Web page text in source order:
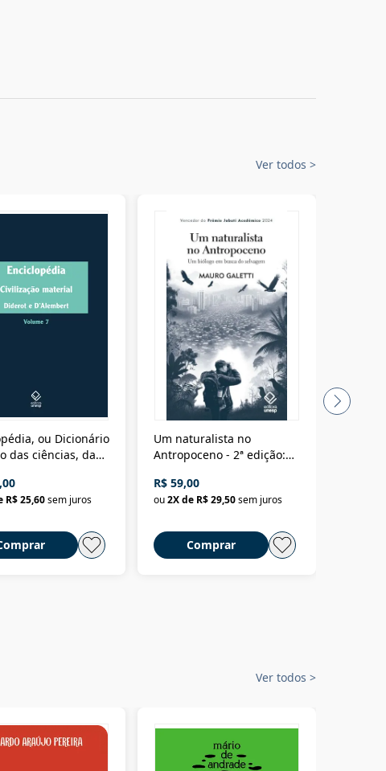
Ver todos >
ou Dicionário
das ciências, das
material
R$ 25,60sem juros
Um naturalista no
Antropoceno - 2ª edição:
selvagem
R$ 59,00
ou2X de R$ 29,50sem juros
Comprar
Ver todos >